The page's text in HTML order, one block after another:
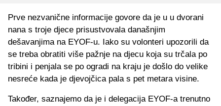
Prve nezvanične informacije govore da je u u dvorani
nana s troje djece prisustvovala današnjim
dešavanjima na EYOF-u. Iako su volonteri upozorili da
se treba obratiti više pažnje na djecu koja su trčala po
tribini i penjala se po ogradi na kraju je došlo do velike
nesreće kada je djevojčica pala s pet metara visine.
Također, saznajemo da je i delegacija EYOF-a trenutno